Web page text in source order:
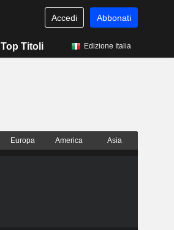
Accedi Abbonati
Top Titoli Edizione Italia
Europa America Asia